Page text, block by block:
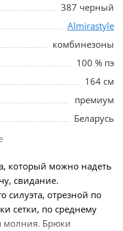
387 черный
Almirastyle
комбинезоны
100 % пэ
164 см
премиум
Беларусь
который можно надеть
свидание.
силуэта, отрезной по
сетки, по среднему
молния. Брюки